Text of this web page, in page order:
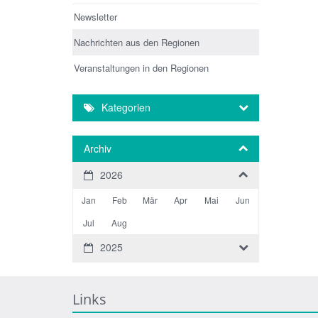
Newsletter
Nachrichten aus den Regionen
Veranstaltungen in den Regionen
Kategorien
Archiv
2026
Jan Feb Mär Apr Mai
Jun
Jul
Aug
2025
Links